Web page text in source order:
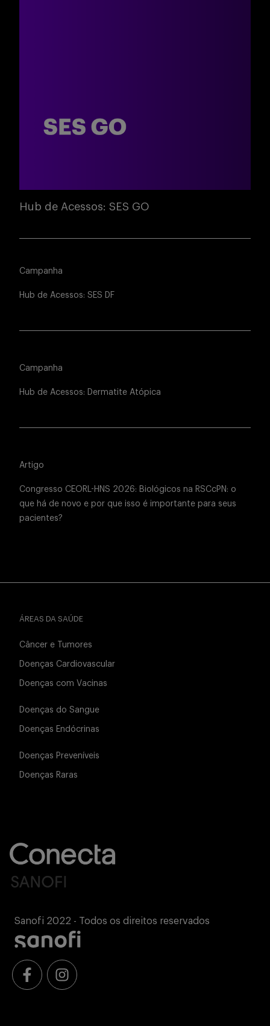
Hub de Acessos: SES GO
Campanha
Hub de Acessos: SES DF
Campanha
Hub de Acessos: Dermatite Atópica
Artigo
Congresso CEORL-HNS 2026: Biológicos na RSCcPN: o
que há de novo e por que isso é importante para seus
pacientes?
ÁREAS DA SAÚDE
Câncer e Tumores
Doenças Cardiovascular
Doenças com Vacinas
Doenças do Sangue
Doenças Endócrinas
Doenças Preveníveis
Doenças Raras
Sanofi 2022 - Todos os direitos reservados